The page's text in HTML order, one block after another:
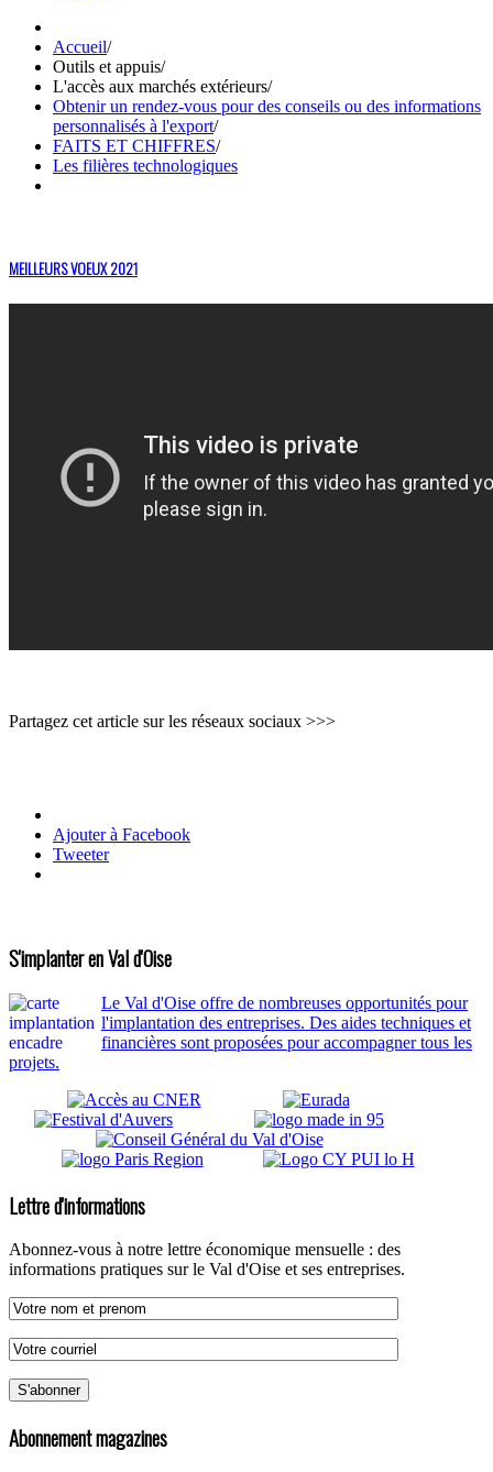
Accueil/
Outils et appuis/
L'accès aux marchés extérieurs/
Obtenir un rendez-vous pour des conseils ou des informations
personnalisés à l'export/
FAITS ET CHIFFRES/
Les filières technologiques
MEILLEURS VOEUX 2021
Partagez cet article sur les réseaux sociaux >>>
Ajouter à Facebook
Tweeter
S'implanter en Val d'Oise
Le Val d'Oise offre de nombreuses opportunités pour
l'implantation des entreprises. Des aides techniques et
financières sont proposées pour accompagner tous les
projets.
Lettre d'informations
Abonnez-vous à notre lettre économique mensuelle : des
informations pratiques sur le Val d'Oise et ses entreprises.
Abonnement magazines